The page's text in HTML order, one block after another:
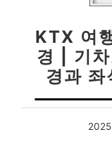
KTX 여
경 | 기
경과 좌